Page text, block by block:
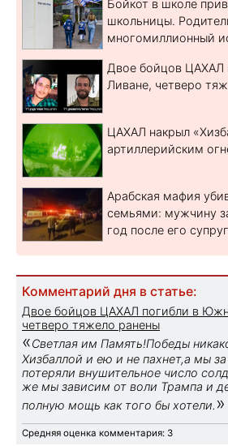
Бойкот в школе
школьницы.
многомиллионный
Двое бойцов
Ливане, четверо
ЦАХАЛ накрыл
артиллерийским
Арабская мафия
семьями: мужчину
год после его
Комментарий дня в статье:
Двое бойцов ЦАХАЛ погибли в
четверо тяжело ранены
«Светлая им Память!Победы
Хизбаллой и ею и не пахнет,а мы
потеряли внушительное число
же мы зависим от воли Трампа и
полную мощь как того бы хотели. »
Средняя оценка комментария: 3